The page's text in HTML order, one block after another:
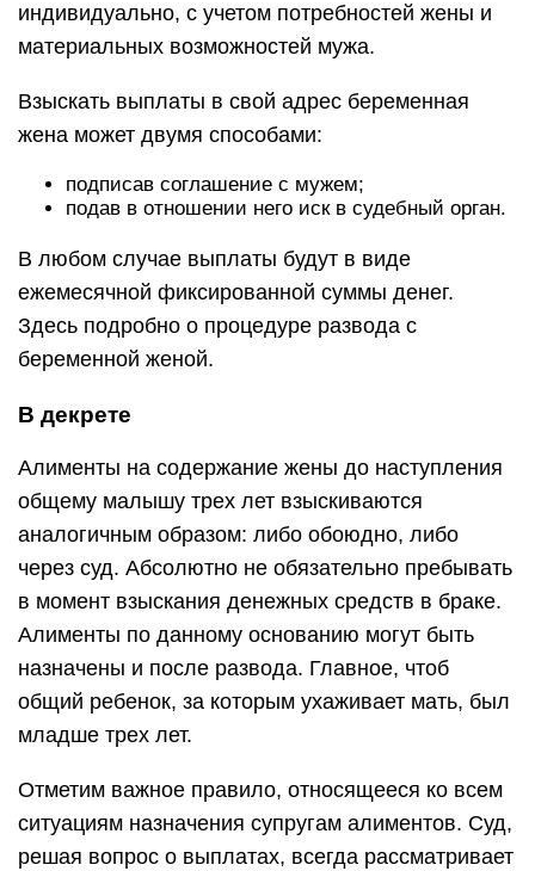
индивидуально, с учетом потребностей жены и
материальных возможностей мужа.
Взыскать выплаты в свой адрес беременная
жена может двумя способами:
подписав соглашение с мужем;
подав в отношении него иск в судебный орган.
В любом случае выплаты будут в виде
ежемесячной фиксированной суммы денег.
Здесь подробно о процедуре развода с
беременной женой.
В декрете
Алименты на содержание жены до наступления
общему малышу трех лет взыскиваются
аналогичным образом: либо обоюдно, либо
через суд. Абсолютно не обязательно пребывать
в момент взыскания денежных средств в браке.
Алименты по данному основанию могут быть
назначены и после развода. Главное, чтоб
общий ребенок, за которым ухаживает мать, был
младше трех лет.
Отметим важное правило, относящееся ко всем
ситуациям назначения супругам алиментов. Суд,
решая вопрос о выплатах, всегда рассматривает